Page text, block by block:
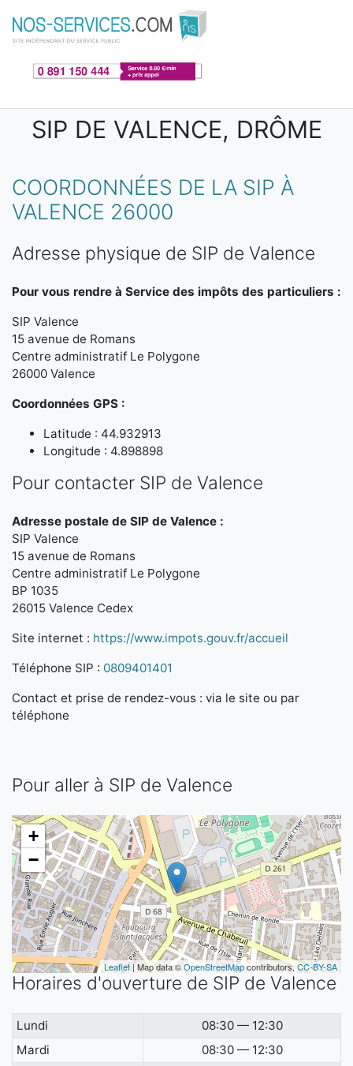
Aller au contenu principal
SIP DE VALENCE, DRÔME
COORDONNÉES DE LA SIP À
VALENCE 26000
Adresse physique de SIP de Valence
Pour vous rendre à Service des impôts des particuliers :
SIP Valence
15 avenue de Romans
Centre administratif Le Polygone
26000 Valence
Coordonnées GPS :
Latitude : 44.932913
Longitude : 4.898898
Pour contacter SIP de Valence
Adresse postale de SIP de Valence :
SIP Valence
15 avenue de Romans
Centre administratif Le Polygone
BP 1035
26015 Valence Cedex
Site internet : https://www.impots.gouv.fr/accueil
Téléphone SIP : 0809401401
Contact et prise de rendez-vous : via le site ou par
téléphone
Pour aller à SIP de Valence
+
−
Leaflet| Map data ©OpenStreetMapcontributors,CC-BY-SA
Horaires d'ouverture de SIP de Valence
Lundi
08:30 — 12:30
Mardi
08:30 — 12:30